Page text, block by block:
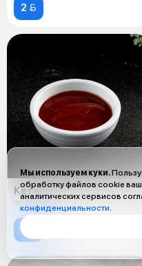
2 
Кетчуп
2 
Мы используем куки.
обработку файлов cookie
аналитических сервисов
конфиденциальности.